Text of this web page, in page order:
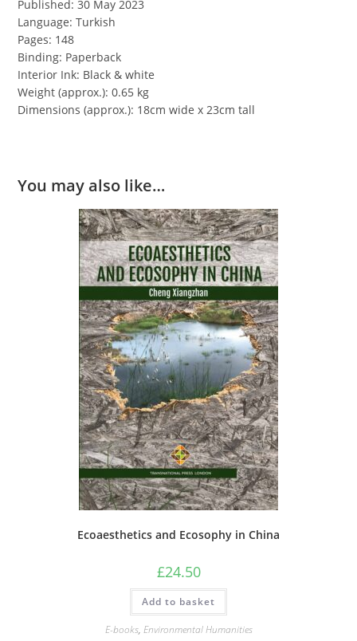
Published: 30 May 2023
Language: Turkish
Pages: 148
Binding: Paperback
Interior Ink: Black & white
Weight (approx.): 0.65 kg
Dimensions (approx.): 18cm wide x 23cm tall
You may also like…
Ecoaesthetics and Ecosophy in China
£24.50
Add to basket
E-books, Environmental Humanities